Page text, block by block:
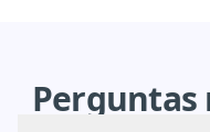
Perguntas